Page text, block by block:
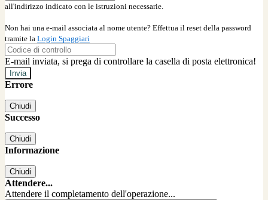
all'indirizzo indicato con le istruzioni necessarie.
Non hai una e-mail associata al nome utente? Effettua il reset della password
tramite la Login Spaggiari
E-mail inviata, si prega di controllare la casella di posta elettronica!
Errore
Chiudi
Successo
Chiudi
Informazione
Chiudi
Attendere...
Attendere il completamento dell'operazione...